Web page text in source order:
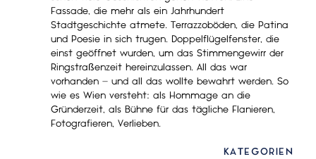
Fassade, die mehr als ein Jahrhundert
Stadtgeschichte atmete. Terrazzoböden, die Patina
und Poesie in sich trugen. Doppelflügelfenster, die
einst geöffnet wurden, um das Stimmengewirr der
Ringstraßenzeit hereinzulassen. All das war
vorhanden – und all das wollte bewahrt werden. So
wie es Wien versteht: als Hommage an die
Gründerzeit, als Bühne für das tägliche Flanieren,
Fotografieren, Verlieben.
KATEGORIEN